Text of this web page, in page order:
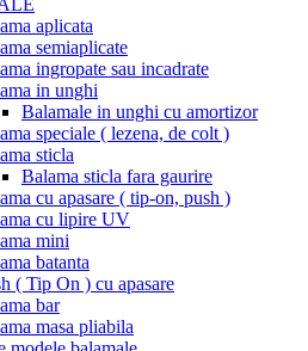
aplicata
semiaplicate
ingropate sau incadrate
in unghi
Balamale in unghi cu amortizor
speciale ( lezena, de colt )
sticla
Balama sticla fara gaurire
cu apasare ( tip-on, push )
cu lipire UV
mini
batanta
( Tip On ) cu apasare
bar
masa pliabila